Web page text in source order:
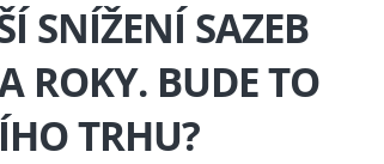
SNÍŽENÍ SAZEB
ROKY. BUDE TO
TRHU?